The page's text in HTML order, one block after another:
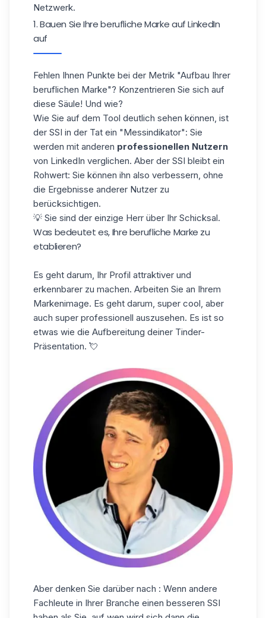
Netzwerk.
1. Bauen Sie Ihre berufliche Marke auf LinkedIn
auf
Fehlen Ihnen Punkte bei der Metrik "Aufbau Ihrer
beruflichen Marke"? Konzentrieren Sie sich auf
diese Säule! Und wie?
Wie Sie auf dem Tool deutlich sehen können, ist
der SSI in der Tat ein "Messindikator": Sie
werden mit anderen professionellen Nutzern
von LinkedIn verglichen. Aber der SSI bleibt ein
Rohwert: Sie können ihn also verbessern, ohne
die Ergebnisse anderer Nutzer zu
berücksichtigen.
💡 Sie sind der einzige Herr über Ihr Schicksal.
Was bedeutet es, Ihre berufliche Marke zu
etablieren?
Es geht darum, Ihr Profil attraktiver und
erkennbarer zu machen. Arbeiten Sie an Ihrem
Markenimage. Es geht darum, super cool, aber
auch super professionell auszusehen. Es ist so
etwas wie die Aufbereitung deiner Tinder-
Präsentation. 💘
Aber denken Sie darüber nach : Wenn andere
Fachleute in Ihrer Branche einen besseren SSI